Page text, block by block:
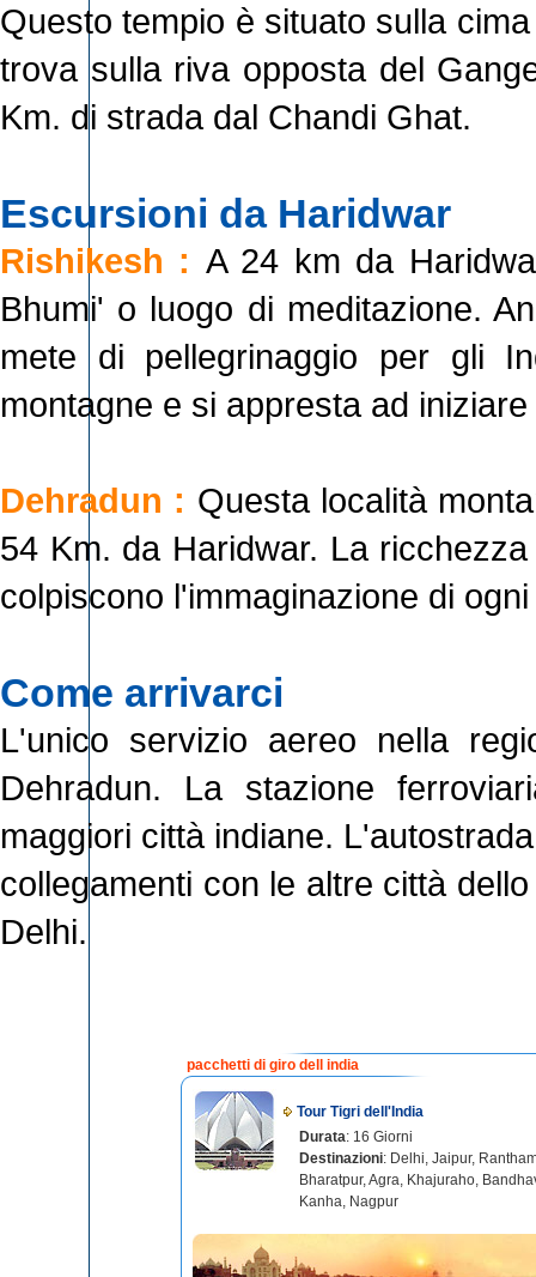
Questo tempio è situato sulla
trova sulla riva opposta del
Km. di strada dal Chandi Ghat.
Escursioni da Haridwar
Rishikesh : A 24 km da
Bhumi' o luogo di meditazione.
mete di pellegrinaggio per gli
montagne e si appresta ad
Dehradun : Questa località
54 Km. da Haridwar. La
colpiscono l'immaginazione di
Come arrivarci
L'unico servizio aereo nella
Dehradun. La stazione
maggiori città indiane.
collegamenti con le altre città
Delhi.
pacchetti di giro dell india
Tour Tigri dell'India
Durata: 16 Giorni
Destinazioni: Delhi, Jaipur,
Bharatpur, Agra, Khajuraho,
Kanha, Nagpur